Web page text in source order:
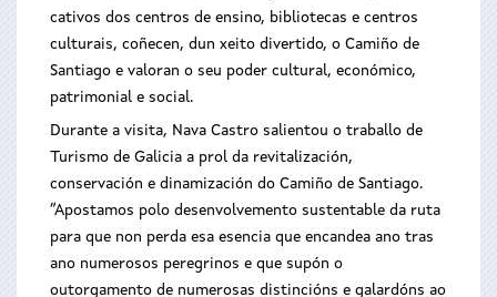
cativos dos centros de ensino, bibliotecas e centros
culturais, coñecen, dun xeito divertido, o Camiño de
Santiago e valoran o seu poder cultural, económico,
patrimonial e social.
Durante a visita, Nava Castro salientou o traballo de
Turismo de Galicia a prol da revitalización,
conservación e dinamización do Camiño de Santiago.
“Apostamos polo desenvolvemento sustentable da ruta
para que non perda esa esencia que encandea ano tras
ano numerosos peregrinos e que supón o
outorgamento de numerosas distincións e galardóns ao